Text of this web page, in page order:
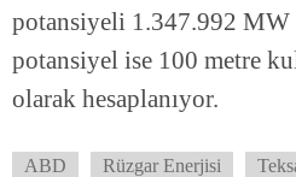
potansiyeli 1.347.992 MW
potansiyel ise 100 metre
olarak hesaplanıyor.
ABD Rüzgar Enerjisi